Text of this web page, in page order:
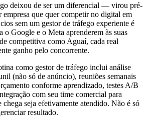
deixou de ser um diferencial — virou pré-
empresa que quer competir no digital em
sem um gestor de tráfego experiente é
o Google e o Meta aprenderem às suas
competitiva como Aguaí, cada real
ganho pelo concorrente.
como gestor de tráfego inclui análise
(não só de anúncio), reuniões semanais
conforme aprendizado, testes A/B
com seu time comercial para
chega seja efetivamente atendido. Não é só
resultado.